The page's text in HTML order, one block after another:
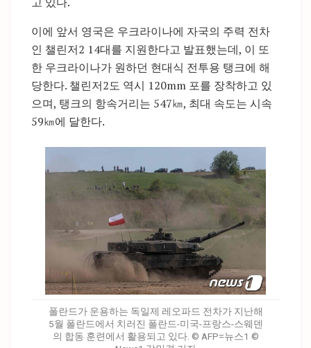
이에 앞서 영국은 우크라이나에 자국의 주력 전차
인 챌린저2 14대를 지원한다고 발표했는데, 이 또
한 우크라이나가 원하던 현대식 전투용 탱크에 해
당한다. 챌린저2도 역시 120mm 포를 장착하고 있
으며, 탱크의 항속거리는 547㎞, 최대 속도는 시속
59㎞에 달한다.
폴란드가 운용하는 독일제 레오파드 전차가 지난해
5월 폴란드에서 치러진 폴란드-미국-프랑스-스웨덴
의 합동 훈련에서 활용되고 있다. © AFP=뉴스1 ©